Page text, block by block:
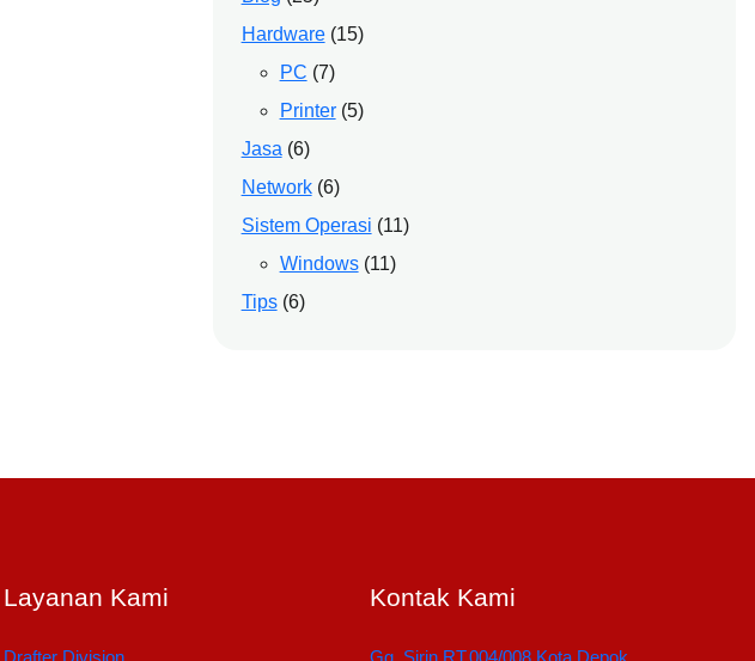
Hardware(15)
PC (7)
Printer(5)
Jasa (6)
Network(6)
Sistem Operasi (11)
Windows(11)
Tips(6)
Layanan Kami Kontak Kami